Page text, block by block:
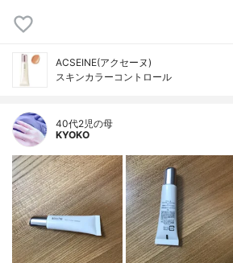
ACSEINE(アクセーヌ)
スキンカラーコントロール
40代2児の母
KYOKO